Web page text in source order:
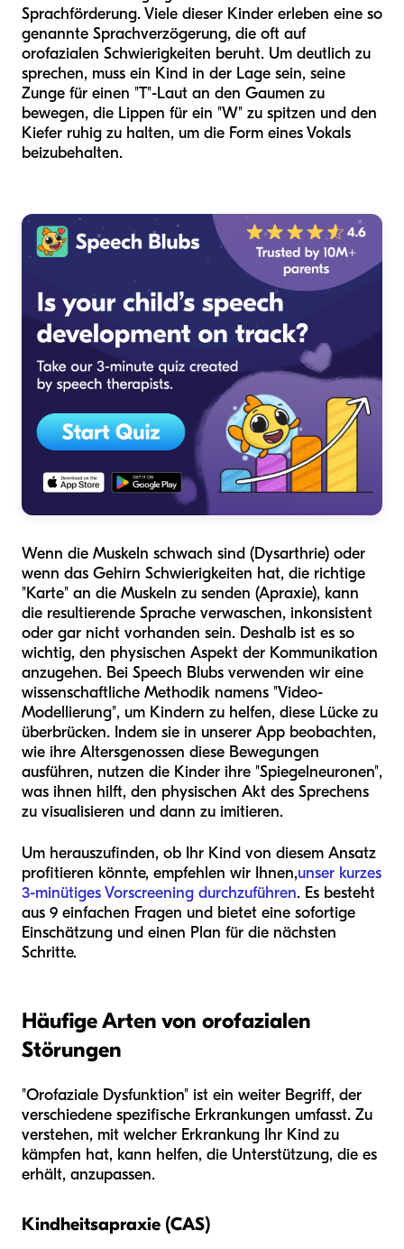
Sprachförderung. Viele dieser Kinder erleben eine so
genannte Sprachverzögerung, die oft auf
orofazialen Schwierigkeiten beruht. Um deutlich zu
sprechen, muss ein Kind in der Lage sein, seine
Zunge für einen "T"-Laut an den Gaumen zu
bewegen, die Lippen für ein "W" zu spitzen und den
Kiefer ruhig zu halten, um die Form eines Vokals
beizubehalten.
Wenn die Muskeln schwach sind (Dysarthrie) oder
wenn das Gehirn Schwierigkeiten hat, die richtige
"Karte" an die Muskeln zu senden (Apraxie), kann
die resultierende Sprache verwaschen, inkonsistent
oder gar nicht vorhanden sein. Deshalb ist es so
wichtig, den physischen Aspekt der Kommunikation
anzugehen. Bei Speech Blubs verwenden wir eine
wissenschaftliche Methodik namens "Video-
Modellierung", um Kindern zu helfen, diese Lücke zu
überbrücken. Indem sie in unserer App beobachten,
wie ihre Altersgenossen diese Bewegungen
ausführen, nutzen die Kinder ihre "Spiegelneuronen",
was ihnen hilft, den physischen Akt des Sprechens
zu visualisieren und dann zu imitieren.
Um herauszufinden, ob Ihr Kind von diesem Ansatz
profitieren könnte, empfehlen wir Ihnen,unser kurzes
3-minütiges Vorscreening durchzuführen. Es besteht
aus 9 einfachen Fragen und bietet eine sofortige
Einschätzung und einen Plan für die nächsten
Schritte.
Häufige Arten von orofazialen
Störungen
"Orofaziale Dysfunktion" ist ein weiter Begriff, der
verschiedene spezifische Erkrankungen umfasst. Zu
verstehen, mit welcher Erkrankung Ihr Kind zu
kämpfen hat, kann helfen, die Unterstützung, die es
erhält, anzupassen.
Kindheitsapraxie (CAS)